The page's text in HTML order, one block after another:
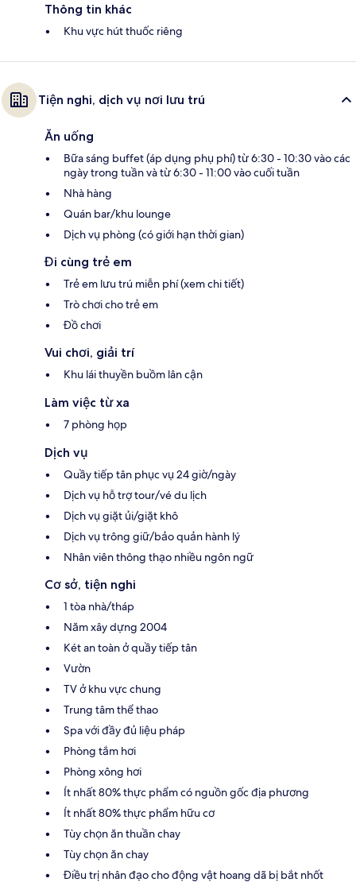
Thông tin khác
Khu vực hút thuốc riêng
Tiện nghi, dịch vụ nơi lưu trú
Ăn uống
Bữa sáng buffet (áp dụng phụ phí) từ 6:30 - 10:30 vào các
ngày trong tuần và từ 6:30 - 11:00 vào cuối tuần
Nhà hàng
Quán bar/khu lounge
Dịch vụ phòng (có giới hạn thời gian)
Đi cùng trẻ em
Trẻ em lưu trú miễn phí (xem chi tiết)
Trò chơi cho trẻ em
Đồ chơi
Vui chơi, giải trí
Khu lái thuyền buồm lân cận
Làm việc từ xa
7 phòng họp
Dịch vụ
Quầy tiếp tân phục vụ 24 giờ/ngày
Dịch vụ hỗ trợ tour/vé du lịch
Dịch vụ giặt ủi/giặt khô
Dịch vụ trông giữ/bảo quản hành lý
Nhân viên thông thạo nhiều ngôn ngữ
Cơ sở, tiện nghi
1 tòa nhà/tháp
Năm xây dựng 2004
Két an toàn ở quầy tiếp tân
Vườn
TV ở khu vực chung
Trung tâm thể thao
Spa với đầy đủ liệu pháp
Phòng tắm hơi
Phòng xông hơi
Ít nhất 80% thực phẩm có nguồn gốc địa phương
Ít nhất 80% thực phẩm hữu cơ
Tùy chọn ăn thuần chay
Tùy chọn ăn chay
Điều trị nhân đạo cho động vật hoang dã bị bắt nhốt